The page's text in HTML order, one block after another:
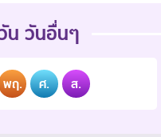
น วันอื่นๆ
พฤ. ศ. ส.